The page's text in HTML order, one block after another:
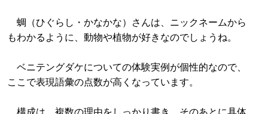
蜩（ひぐらし・かなかな）さんは、ニックネームから
もわかるように、動物や植物が好きなのでしょうね。
ベニテングダケについての体験実例が個性的なので、
ここで表現語彙の点数が高くなっています。